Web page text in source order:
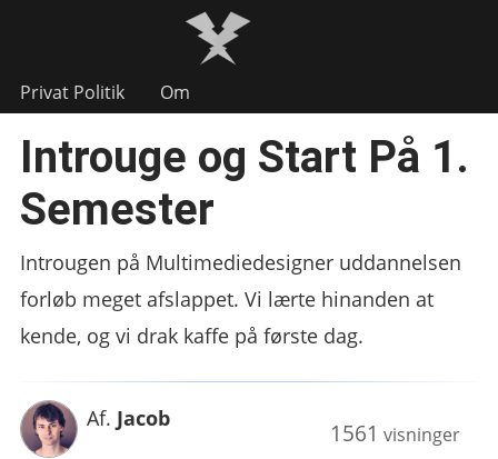
Privat Politik Om
Introuge og Start På 1.
Semester
Introugen på Multimediedesigner uddannelsen
forløb meget afslappet. Vi lærte hinanden at
kende, og vi drak kaffe på første dag.
1561 visninger
Af. Jacob